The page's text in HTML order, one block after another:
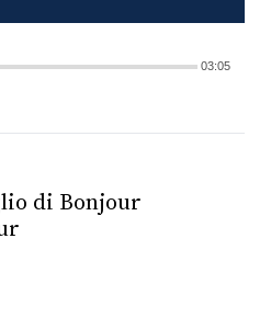
03:05
di Bonjour